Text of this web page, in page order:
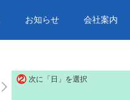
お知らせ 会社案内
② 次に「日」を選択